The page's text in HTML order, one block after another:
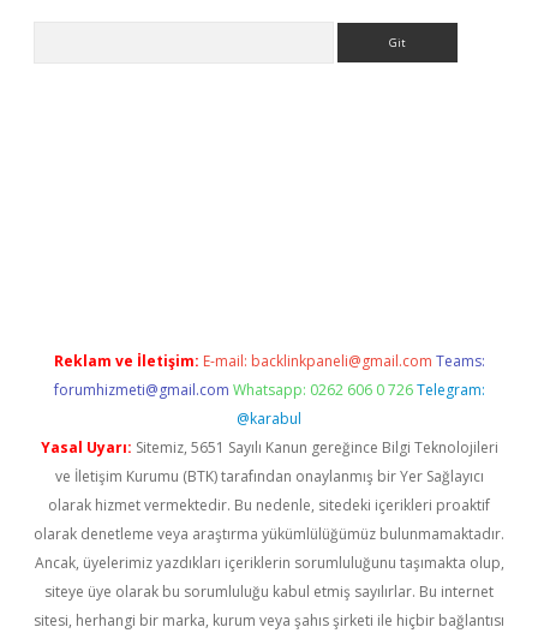
Reklam ve İletişim: E-mail: backlinkpaneli@gmail.com Teams:
forumhizmeti@gmail.com Whatsapp: 0262 606 0 726 Telegram:
@karabul
Yasal Uyarı: Sitemiz, 5651 Sayılı Kanun gereğince Bilgi Teknolojileri
ve İletişim Kurumu (BTK) tarafından onaylanmış bir Yer Sağlayıcı
olarak hizmet vermektedir. Bu nedenle, sitedeki içerikleri proaktif
olarak denetleme veya araştırma yükümlülüğümüz bulunmamaktadır.
Ancak, üyelerimiz yazdıkları içeriklerin sorumluluğunu taşımakta olup,
siteye üye olarak bu sorumluluğu kabul etmiş sayılırlar. Bu internet
sitesi, herhangi bir marka, kurum veya şahıs şirketi ile hiçbir bağlantısı